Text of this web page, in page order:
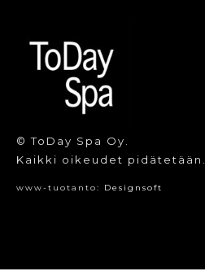
© ToDay Spa Oy.
Kaikki oikeudet pidätetään.
www-tuotanto: Designsoft